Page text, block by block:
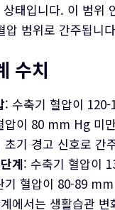
태입니다. 이 범위
압 범위로 간주됩니
수치
: 수축기 혈압이
압이 80 mm Hg 미
초기 경고 신호로 간
계: 수축기 혈압이
기 혈압이 80-89
에서는 생활습관 변